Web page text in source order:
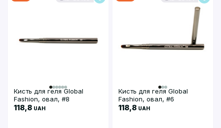
Кисть для геля Global
Fashion, овал, #8
118,8 UAH
Кисть для геля Global
Fashion, овал, #6
118,8 UAH